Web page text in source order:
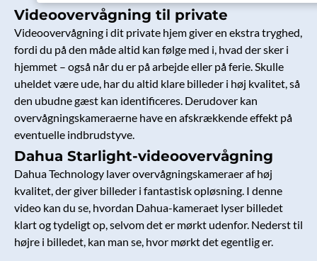
Videoovervågning til private
Videoovervågning i dit private hjem giver en ekstra tryghed,
fordi du på den måde altid kan følge med i, hvad der sker i
hjemmet – også når du er på arbejde eller på ferie. Skulle
uheldet være ude, har du altid klare billeder i høj kvalitet, så
den ubudne gæst kan identificeres. Derudover kan
overvågningskameraerne have en afskrækkende effekt på
eventuelle indbrudstyve.
Dahua Starlight-videoovervågning
Dahua Technology laver overvågningskameraer af høj
kvalitet, der giver billeder i fantastisk opløsning. I denne
video kan du se, hvordan Dahua-kameraet lyser billedet
klart og tydeligt op, selvom det er mørkt udenfor. Nederst til
højre i billedet, kan man se, hvor mørkt det egentlig er.